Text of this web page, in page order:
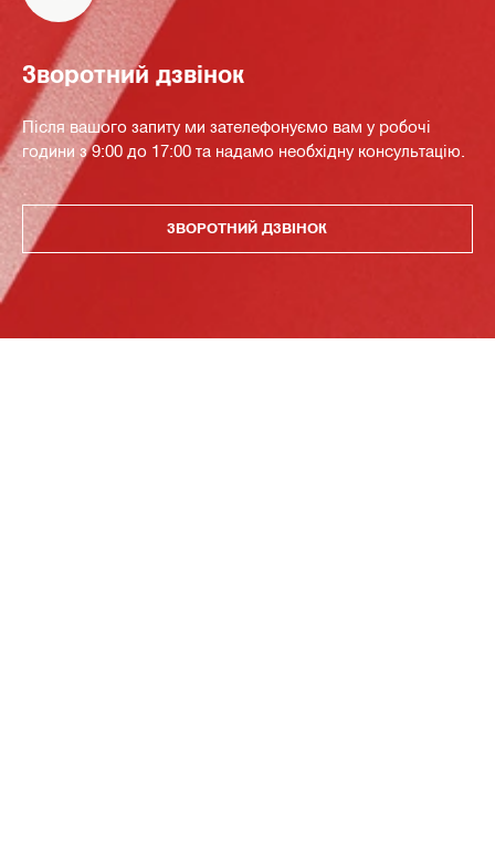
Зворотний дзвінок
Після вашого запиту ми зателефонуємо вам у робочі
години з 9:00 до 17:00 та надамо необхідну консультацію.
ЗВОРОТНИЙ ДЗВІНОК